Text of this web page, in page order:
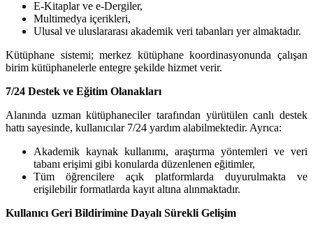
E-Kitaplar ve e-Dergiler,
Multimedya içerikleri,
Ulusal ve uluslararası akademik veri tabanları yer almaktadır.
Kütüphane sistemi; merkez kütüphane koordinasyonunda çalışan
birim kütüphanelerle entegre şekilde hizmet verir.
7/24 Destek ve Eğitim Olanakları
Alanında uzman kütüphaneciler tarafından yürütülen canlı destek
hattı sayesinde, kullanıcılar 7/24 yardım alabilmektedir. Ayrıca:
Akademik kaynak kullanımı, araştırma yöntemleri ve veri
tabanı erişimi gibi konularda düzenlenen eğitimler,
Tüm öğrencilere açık platformlarda duyurulmakta ve
erişilebilir formatlarda kayıt altına alınmaktadır.
Kullanıcı Geri Bildirimine Dayalı Sürekli Gelişim